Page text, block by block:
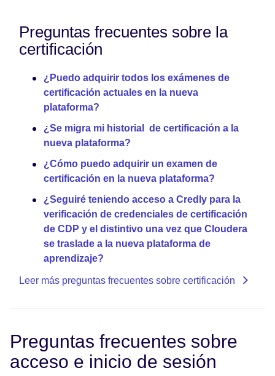
Preguntas frecuentes sobre la
certificación
¿Puedo adquirir todos los exámenes de
certificación actuales en la nueva
plataforma?
¿Se migra mi historial de certificación a la
nueva plataforma?
¿Cómo puedo adquirir un examen de
certificación en la nueva plataforma?
¿Seguiré teniendo acceso a Credly para la
verificación de credenciales de certificación
de CDP y el distintivo una vez que Cloudera
se traslade a la nueva plataforma de
aprendizaje?
Leer más preguntas frecuentes sobre certificación
Preguntas frecuentes sobre
acceso e inicio de sesión